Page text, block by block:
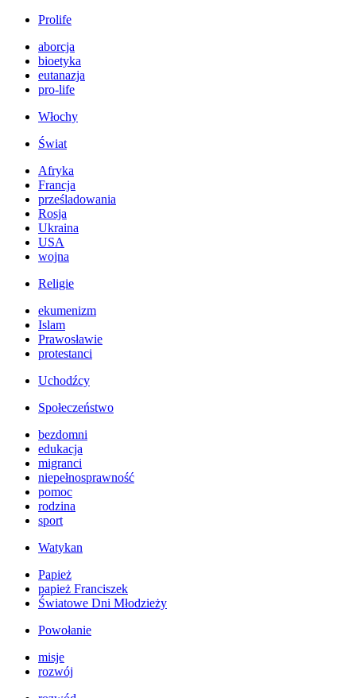
Prolife
aborcja
bioetyka
eutanazja
pro-life
Włochy
Świat
Afryka
Francja
prześladowania
Rosja
Ukraina
USA
wojna
Religie
ekumenizm
Islam
Prawosławie
protestanci
Uchodźcy
Społeczeństwo
bezdomni
edukacja
migranci
niepełnosprawność
pomoc
rodzina
sport
Watykan
Papież
papież Franciszek
Światowe Dni Młodzieży
Powołanie
misje
rozwój